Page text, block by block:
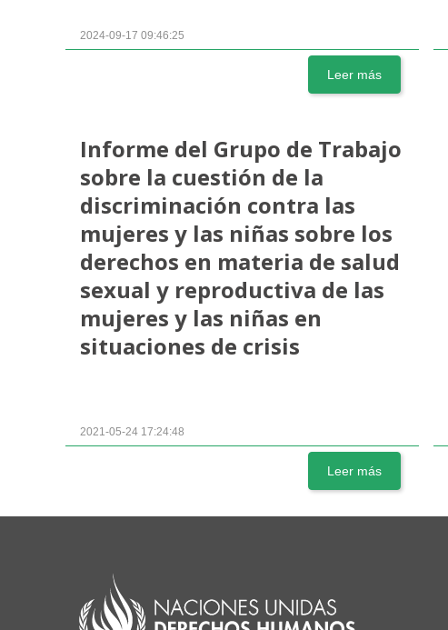
2024-09-17 09:46:25
Leer más
Informe del Grupo de Trabajo
sobre la cuestión de la
discriminación contra las
mujeres y las niñas sobre los
derechos en materia de salud
sexual y reproductiva de las
mujeres y las niñas en
situaciones de crisis
2021-05-24 17:24:48
Leer más